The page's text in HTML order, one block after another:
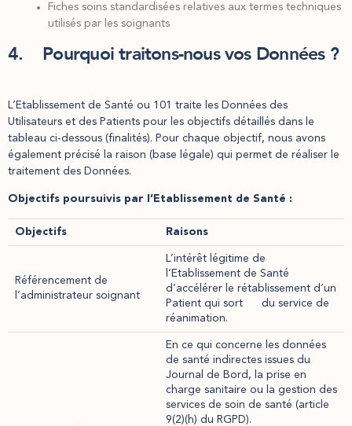
Fiches soins standardisées relatives aux termes techniques
utilisés par les soignants
4. Pourquoi traitons-nous vos Données ?
L’Etablissement de Santé ou 101 traite les Données des
Utilisateurs et des Patients pour les objectifs détaillés dans le
tableau ci-dessous (finalités). Pour chaque objectif, nous avons
également précisé la raison (base légale) qui permet de réaliser le
traitement des Données.
Objectifs poursuivis par l’Etablissement de Santé :
Objectifs Raisons
Référencement de
l’administrateur soignant
L’intérêt légitime de
l’Etablissement de Santé
d’accélérer le rétablissement d’un
Patient qui sort du service de
réanimation.
En ce qui concerne les données
de santé indirectes issues du
Journal de Bord, la prise en
charge sanitaire ou la gestion des
services de soin de santé (article
9(2)(h) du RGPD).